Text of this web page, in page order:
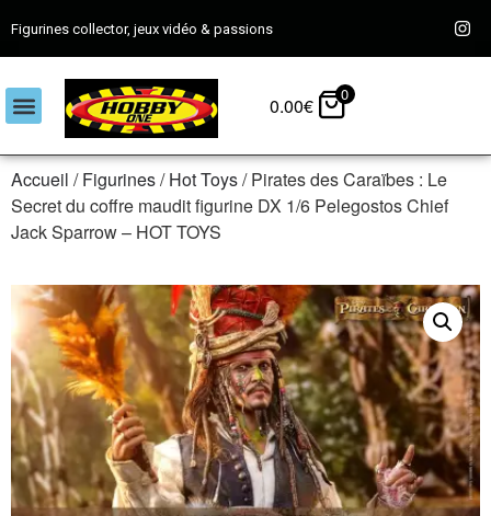
Figurines collector, jeux vidéo & passions
0.00€ 0
Accueil /Figurines/Hot Toys/ Pirates des Caraïbes : Le
Secret du coffre maudit figurine DX 1/6 Pelegostos Chief
Jack Sparrow – HOT TOYS